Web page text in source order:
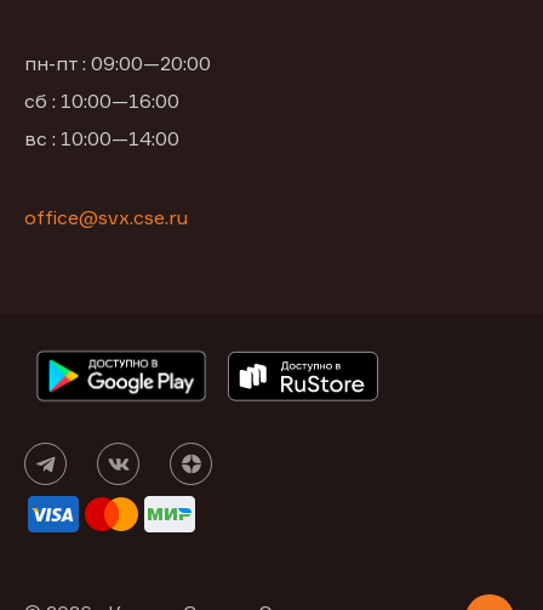
пн-пт : 09:00—20:00
сб : 10:00—16:00
вс : 10:00—14:00
office@svx.cse.ru